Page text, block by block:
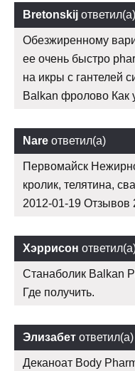
Bretonskij ответил(а)
Обезжиренному
ее очень быстро
на икры с гантелей
Balkan фролово Как
Nare ответил(а)
Первомайск
кролик, телятина,
2012-01-19
Хэррисон
Станаболик Balkan
Где получить.
Элизабет ответил(а)
Деканоат Body